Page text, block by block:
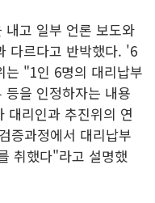
내고 일부 언론 보도와
다르다고 반박했다. '6
는 "1인 6명의 대리납부
을 인정하자는 내용
대리인과 추진위의 연
증과정에서 대리납부
취했다"라고 설명했